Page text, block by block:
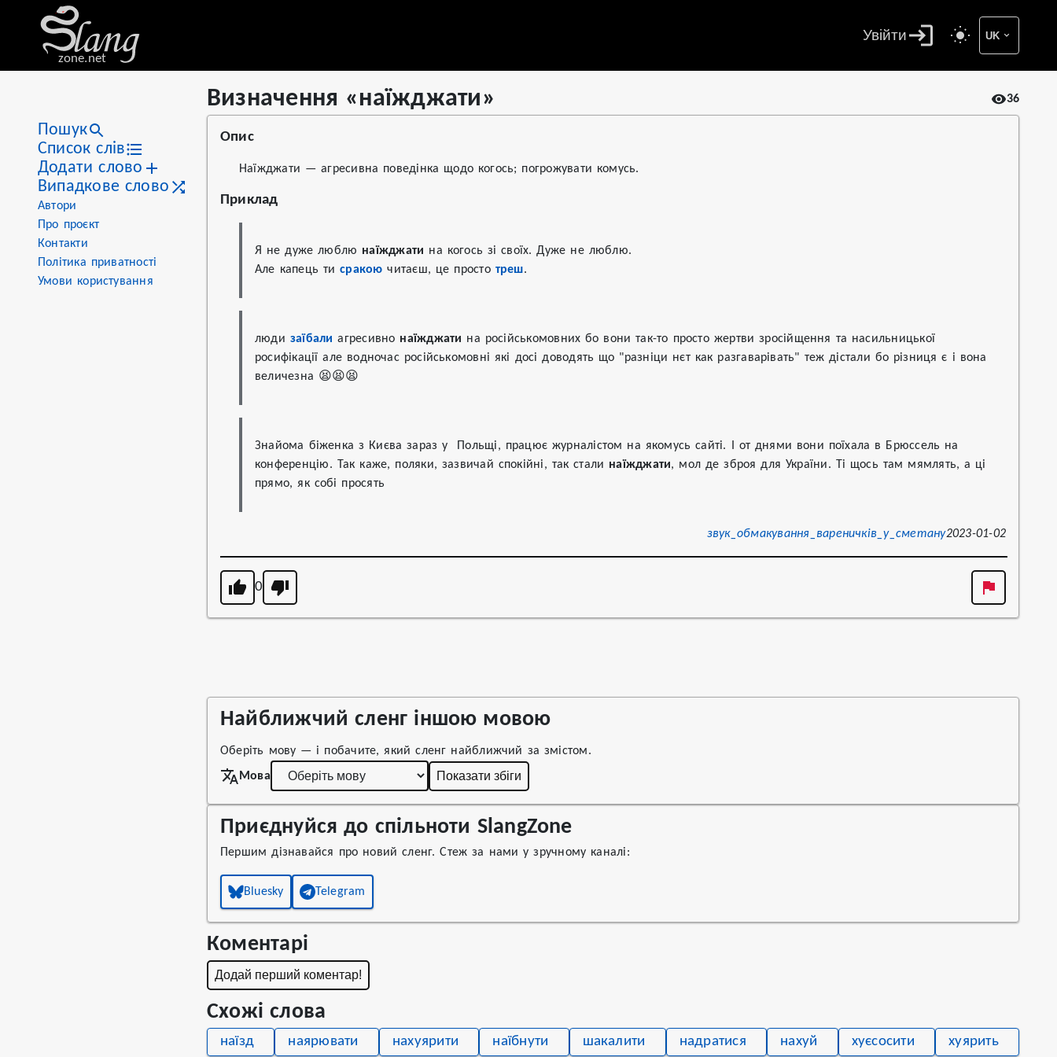
zone.net
Увійти UK
Пошук
Список слів
Додати слово
Випадкове слово
Автори
Про проєкт
Контакти
Політика приватності
Умови користування
Визначення «наїжджати»
36
Визначення «наїжджати»
Stat
Value
Views
36
Definitions
First seen
2023
Опис
Наїжджати — агресивна поведінка щодо когось; погрожувати комусь.
Приклад
Я не дуже люблю наїжджати на когось зі своїх. Дуже не люблю.
Але капець ти сракою читаєш, це просто треш.
люди заїбали агресивно наїжджати на російськомовних бо вони так-то просто жертви зросійщення та насильницької
росифікації але водночас російськомовні які досі доводять що "разніци нєт как разгаварівать" теж дістали бо різниця є і вона
величезна 😫😫😫
Знайома біженка з Києва зараз у  Польщі, працює журналістом на якомусь сайті. І от днями вони поїхала в Брюссель на
конференцію. Так каже, поляки, зазвичай спокійні, так стали наїжджати, мол де зброя для України. Ті щось там мямлять, а ці
прямо, як собі просять
звук_обмакування_вареничків_у_сметану2023-01-02
0
Найближчий сленг іншою мовою
Оберіть мову — і побачите, який сленг найближчий за змістом.
Мова
Показати збіги
Приєднуйся до спільноти SlangZone
Першим дізнавайся про новий сленг. Стеж за нами у зручному каналі:
Bluesky Telegram
Коментарі
Додай перший коментар!
Схожі слова
наїзд наярювати нахуярити наїбнути шакалити надратися нахуй хуєсосити хуярить